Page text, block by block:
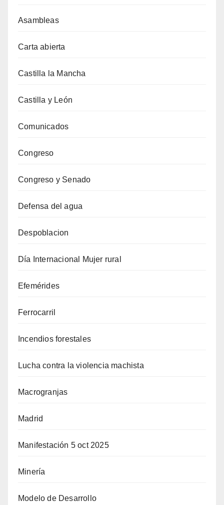
Asambleas
Carta abierta
Castilla la Mancha
Castilla y León
Comunicados
Congreso
Congreso y Senado
Defensa del agua
Despoblacion
Día Internacional Mujer rural
Efemérides
Ferrocarril
Incendios forestales
Lucha contra la violencia machista
Macrogranjas
Madrid
Manifestación 5 oct 2025
Minería
Modelo de Desarrollo